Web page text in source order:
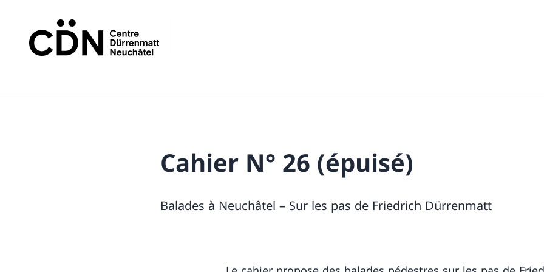
Cahier N° 26 (épuisé)
Balades à Neuchâtel – Sur les pas de Friedrich Dürrenmatt